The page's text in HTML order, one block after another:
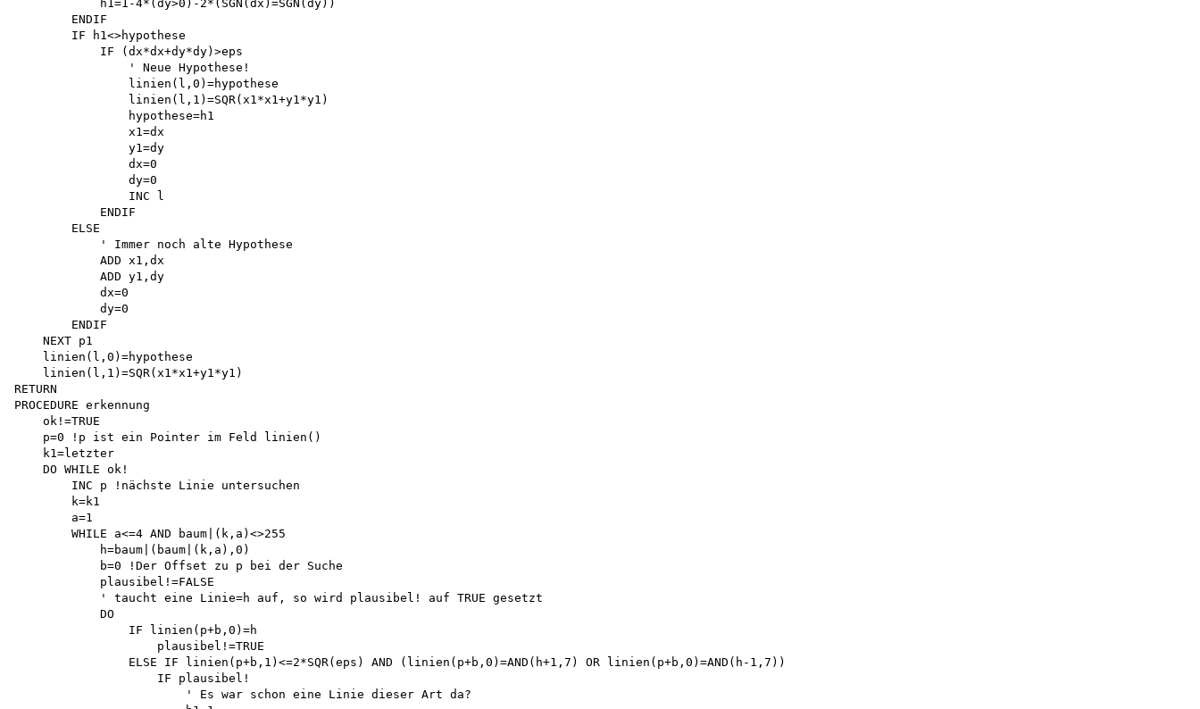
            h1=1-4*(dy>0)-2*(SGN(dx)=SGN(dy))
        ENDIF
        IF h1<>hypothese
            IF (dx*dx+dy*dy)>eps
                ' Neue Hypothese!
                linien(l,0)=hypothese
                linien(l,1)=SQR(x1*x1+y1*y1)
                hypothese=h1
                x1=dx
                y1=dy
                dx=0
                dy=0
                INC l
            ENDIF
        ELSE
            ' Immer noch alte Hypothese
            ADD x1,dx
            ADD y1,dy
            dx=0
            dy=0
        ENDIF
    NEXT p1
    linien(l,0)=hypothese
    linien(l,1)=SQR(x1*x1+y1*y1)
RETURN
PROCEDURE erkennung
    ok!=TRUE
    p=0 !p ist ein Pointer im Feld linien()
    k1=letzter
    DO WHILE ok!
        INC p !nächste Linie untersuchen
        k=k1
        a=1
        WHILE a<=4 AND baum|(k,a)<>255
            h=baum|(baum|(k,a),0)
            b=0 !Der Offset zu p bei der Suche
            plausibel!=FALSE
            ' taucht eine Linie=h auf, so wird plausibel! auf TRUE gesetzt
            DO
                IF linien(p+b,0)=h
                    plausibel!=TRUE
                ELSE IF linien(p+b,1)<=2*SQR(eps) AND (linien(p+b,0)=AND(h+1,7) OR linien(p+b,0)=AND(h-1,7))
                    IF plausibel!
                        ' Es war schon eine Linie dieser Art da?